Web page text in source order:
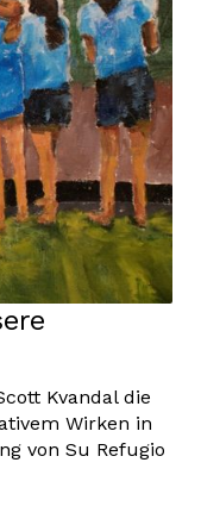
Kvandal die
Wirken in
von Su Refugio